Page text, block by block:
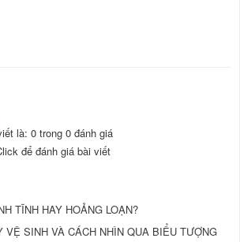
là: 0 trong 0 đánh giá
để đánh giá bài viết
TĨNH HAY HOẢNG LOẠN?
VỆ SINH VÀ CÁCH NHÌN QUA BIỂU TƯỢNG